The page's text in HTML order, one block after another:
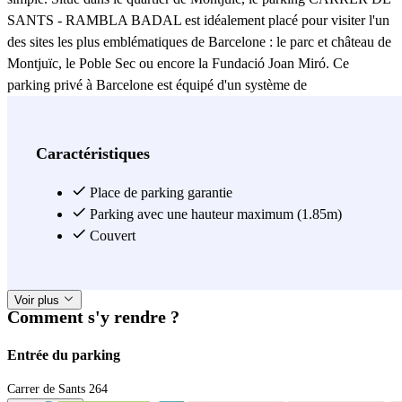
SANTS - RAMBLA BADAL est idéalement placé pour visiter l'un
des sites les plus emblématiques de Barcelone : le parc et château de
Montjuïc, le Poble Sec ou encore la Fundació Joan Miró. Ce
parking privé à Barcelone est équipé d'un système de
personnes à mobilité réduite (PMR) sont également disponibles,
souhaitant profiter pleinement du quartier sans contrainte de
stationnement. Sa situation sur le Carrer de Sants permet de
rejoindre facilement le secteur depuis différents points de la ville.
Voir plus
Caractéristiques
Place de parking garantie
Parking avec une hauteur maximum (1.85m)
Couvert
Comment s'y rendre ?
Entrée du parking
Carrer de Sants 264